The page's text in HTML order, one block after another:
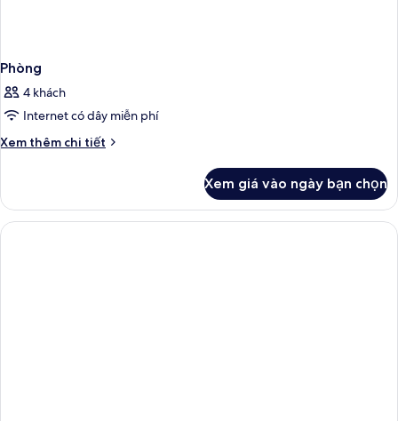
Phòng
4 khách
Internet có dây miễn phí
Xem thêm chi tiết
Chi
Phòng
Xem giá vào ngày bạn chọn